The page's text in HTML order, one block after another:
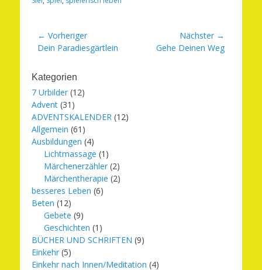
Beitragsnavigation
← Vorheriger
Vorheriger
Dein Paradiesgärtlein
Nächster →
NächsterGehe Deinen Weg
Kategorien
7 Urbilder (12)
Advent (31)
ADVENTSKALENDER (12)
Allgemein (61)
Ausbildungen (4)
Lichtmassage (1)
Märchenerzähler (2)
Märchentherapie (2)
besseres Leben (6)
Beten (12)
Gebete (9)
Geschichten (1)
BÜCHER UND SCHRIFTEN (9)
Einkehr (5)
Einkehr nach Innen/Meditation (4)